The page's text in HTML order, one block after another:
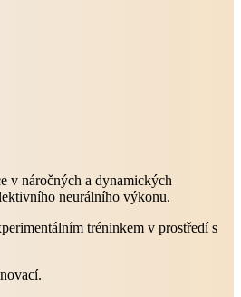
v náročných a dynamických
neurálního výkonu.
tréninkem v prostředí s